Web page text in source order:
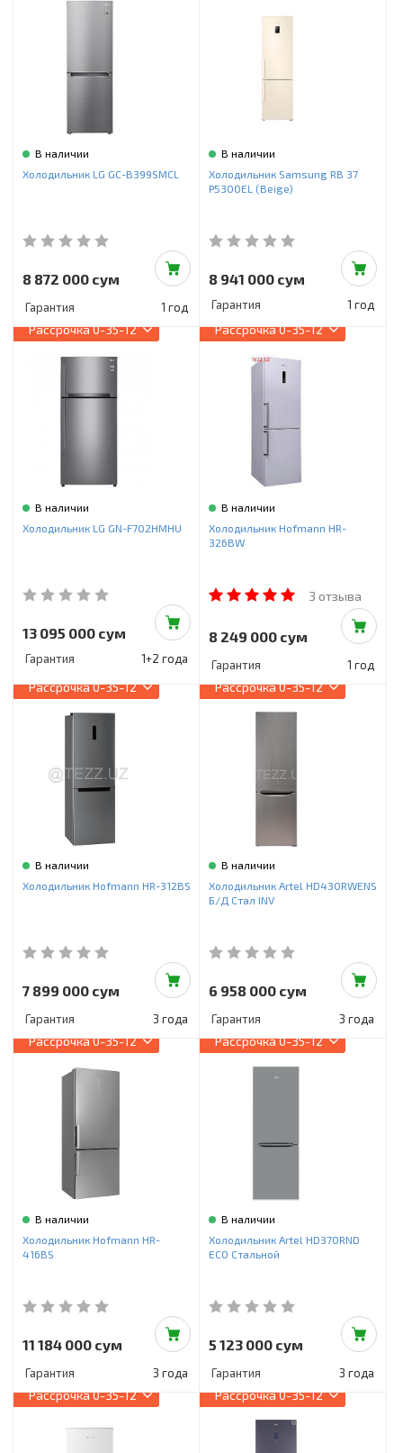
В наличии
Холодильник LG GC-B399SMCL
8 872 000 сум
Гарантия 1 год
В наличии
Холодильник Samsung RB 37
P5300EL (Beige)
8 941 000 сум
Гарантия 1 год
Рассрочка0-35-12
В наличии
Холодильник LG GN-F702HMHU
13 095 000 сум
Гарантия 1+2 года
Рассрочка0-35-12
В наличии
Холодильник Hofmann HR-
326BW
3 отзыва
8 249 000 сум
Гарантия 1 год
Рассрочка0-35-12
В наличии
Холодильник Hofmann HR-312BS
7 899 000 сум
Гарантия 3 года
Рассрочка0-35-12
В наличии
Холодильник Artel HD430RWENS
Б/Д Стал INV
6 958 000 сум
Гарантия 3 года
Рассрочка0-35-12
В наличии
Холодильник Hofmann HR-
416BS
11 184 000 сум
Гарантия 3 года
Рассрочка0-35-12
В наличии
Холодильник Artel HD370RND
ECO Стальной
5 123 000 сум
Гарантия 3 года
Рассрочка0-35-12 Рассрочка0-35-12